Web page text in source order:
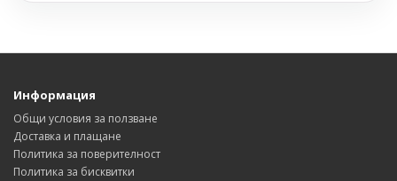
Информация
Общи условия за ползване
Доставка и плащане
Политика за поверителност
Политика за бисквитки